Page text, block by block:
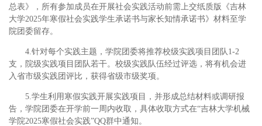
总表》，所有参加成员在开展社会实践活动前需上交纸质版《吉林
大学2025年寒假社会实践学生承诺书与家长知情承诺书》材料至学
院团委留存。
4.针对每个实践主题，学院团委将推荐校级实践项目团队1-2
支，院级实践项目团队若干。校级实践队伍经过评选，将有机会进
入省市级实践团评比，获得省级市级奖项。
5.学生利用寒假实践开展实践项目，并形成总结材料或调研报
告，学院团委在开学前一周内收取，具体收取方式在“吉林大学机械
学院2025寒假社会实践”QQ群中通知。